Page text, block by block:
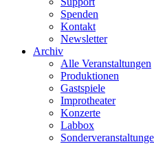
Spenden
Kontakt
Newsletter
Archiv
Alle Veranstaltungen
Produktionen
Gastspiele
Improtheater
Konzerte
Labbox